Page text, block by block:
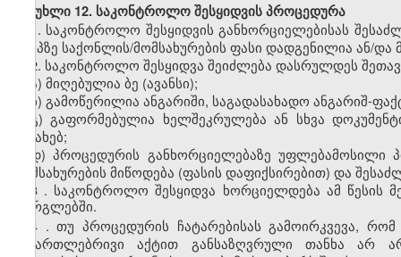
მუხლი 12. საკონტროლო შესყიდვის პროცედურა
1. საკონტროლო შესყიდვის განხორციელებისას
ეტაპზე საქონლის/მომსახურების ფასი დადგენილია ან/
2. საკონტროლო შესყიდვა შეიძლება დასრულდეს
ა) მიღებულია ბე (ავანსი);
ბ) გამოწერილია ანგარიში, საგადასახადო ანგარიშ-
გ) გაფორმებულია ხელშეკრულება ან სხვა
შესახებ;
დ) პროცედურის განხორციელებაზე უფლებამოსილი
მომსახურების მიწოდება (ფასის დაფიქსირებით) და
3. საკონტროლო შესყიდვა ხორციელდება ამ წესის
ფარგლებში.
4.თუ პროცედურის ჩატარებისას გამოირკვევა,
სამართლებრივი აქტით განსაზღვრული თანხა არ